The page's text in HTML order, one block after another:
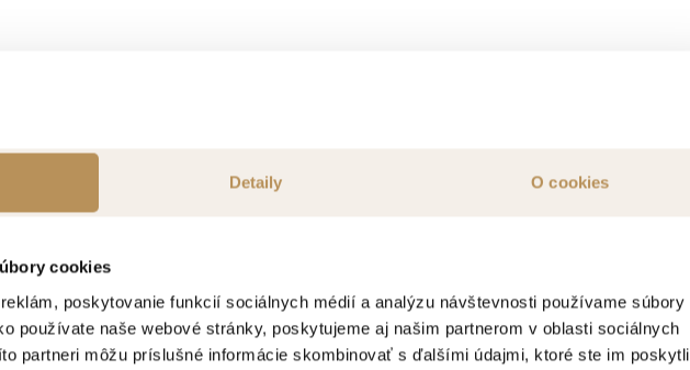
Detaily O cookies
cookies
poskytovanie funkcií sociálnych médií a analýzu návštevnosti používame súbory
používate naše webové stránky, poskytujeme aj našim partnerom v oblasti sociálnych
partneri môžu príslušné informácie skombinovať s ďalšími údajmi, ktoré ste im poskytli